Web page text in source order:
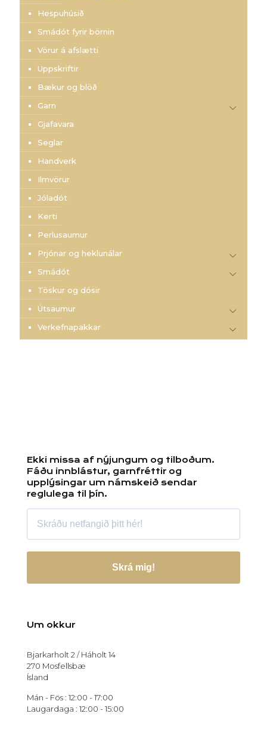
Hespuhúsið
Smádót fyrir börnin
Vörur á afslætti
Uppskriftir
Bækur og blöð
Garn
Gjafavara
Seglar
Handverk
Ilmvörur
Jóladót
Kerti
Perlusaumur
Prjónar og heklunálar
Smádót
Töskur og dósir
Útsaumur
Verkefnapakkar
Ekki missa af nýjungum og tilboðum.
Fáðu innblástur, garnfréttir og
upplýsingar um námskeið sendar
reglulega til þín.
Skrá mig!
Um okkur
Bjarkarholt 2 / Háholt 14
270 Mosfellsbæ
Ísland
Mán - Fös : 12:00 - 17:00
Laugardaga : 12:00 - 15:00